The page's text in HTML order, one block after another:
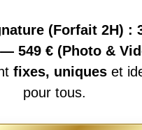
(Forfait 2H) :
549 € (Photo &
fixes, uniques et
pour tous.